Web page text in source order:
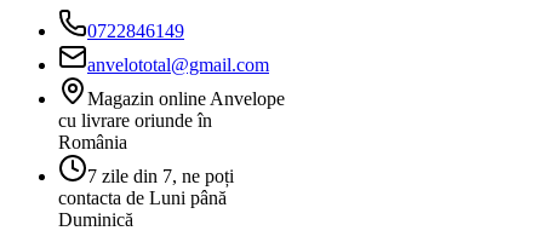
0722846149
anvelototal@gmail.com
Magazin online Anvelope
cu livrare oriunde în
România
7 zile din 7, ne poți
contacta de Luni până
Duminică